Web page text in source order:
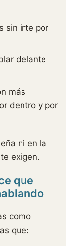
sin irte por
delante
más
dentro y por
ni en la
exigen.
que
como
que: